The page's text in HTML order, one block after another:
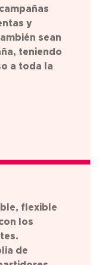
y
sean
teniendo
a toda la
flexible
los
de